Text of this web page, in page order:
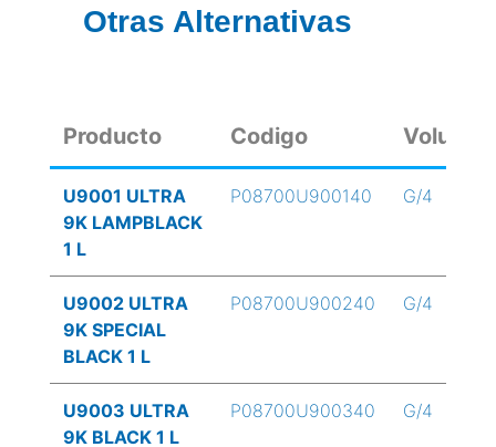
Otras Alternativas
Producto Codigo Volumen
U9001 ULTRA
9K LAMPBLACK
1 L
P08700U900140 G/4
U9002 ULTRA
9K SPECIAL
BLACK 1 L
P08700U900240 G/4
U9003 ULTRA
9K BLACK 1 L
P08700U900340 G/4